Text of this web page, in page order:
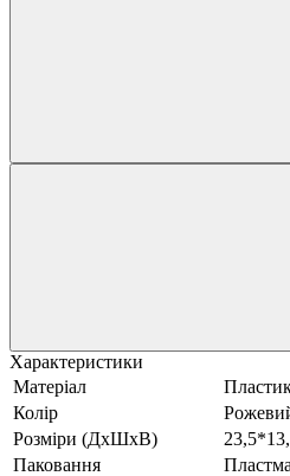
Характеристики
Матеріал
Колір
Розміри (ДхШхВ)
Паковання